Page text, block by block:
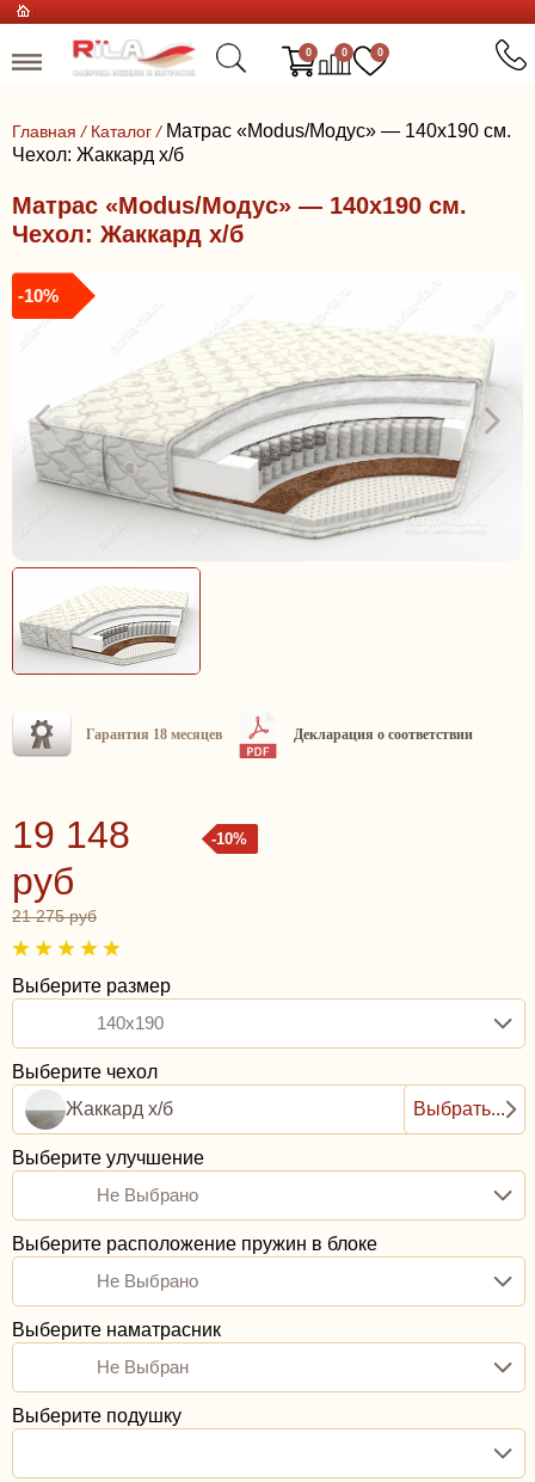
0 0 0
Главная / Каталог / Матрас «Modus/Модус» — 140x190 см.
Чехол: Жаккард х/б
Матрас «Modus/Модус» — 140x190 см.
Чехол: Жаккард х/б
-10%
Гарантия 18 месяцев Декларация о соответствии
-10%
19 148
руб
21 275 руб
Выберите размер
140x190
Выберите чехол
Жаккард х/б
Выбрать...
Выберите улучшение
Не Выбрано
Выберите расположение пружин в блоке
Не Выбрано
Выберите наматрасник
Не Выбран
Выберите подушку